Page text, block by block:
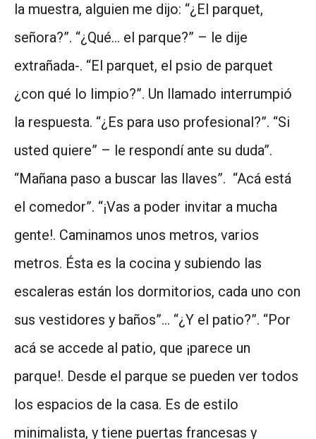
la muestra, alguien me dijo: “¿El parquet,
señora?”. “¿Qué… el parque?” – le dije
extrañada-. “El parquet, el psio de parquet
¿con qué lo limpio?”. Un llamado interrumpió
la respuesta. “¿Es para uso profesional?”. “Si
usted quiere” – le respondí ante su duda”.
“Mañana paso a buscar las llaves”. “Acá está
el comedor”. “¡Vas a poder invitar a mucha
gente!. Caminamos unos metros, varios
metros. Ésta es la cocina y subiendo las
escaleras están los dormitorios, cada uno con
sus vestidores y baños”… “¿Y el patio?”. “Por
acá se accede al patio, que ¡parece un
parque!. Desde el parque se pueden ver todos
los espacios de la casa. Es de estilo
minimalista, y tiene puertas francesas y